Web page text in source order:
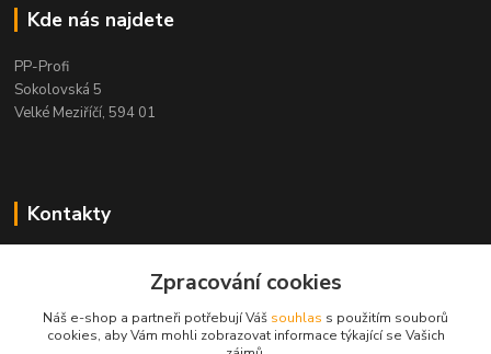
Kde nás najdete
PP-Profi
Sokolovská 5
Velké Meziříčí, 594 01
Kontakty
+420 566 524 868
info@pp-profi.cz
Zpracování cookies
Náš e-shop a partneři potřebují Váš souhlas s použitím souborů
cookies, aby Vám mohli zobrazovat informace týkající se Vašich